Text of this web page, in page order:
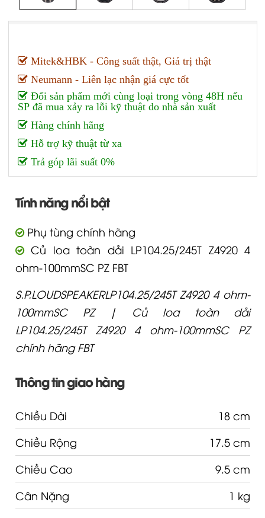
Mitek&HBK - Công suất thật, Giá trị thật
Neumann - Liên lạc nhận giá cực tốt
Đổi sản phẩm mới cùng loại trong vòng 48H nếu
SP đã mua xảy ra lỗi kỹ thuật do nhà sản xuất
Hàng chính hãng
Hỗ trợ kỹ thuật từ xa
Trả góp lãi suất 0%
Tính năng nổi bật
Phụ tùng chính hãng
Củ loa toàn dải LP104.25/245T Z4920 4
ohm-100mmSC PZ FBT
S.P.LOUDSPEAKERLP104.25/245T Z4920 4 ohm-
100mmSC PZ | Củ loa toàn dải
LP104.25/245T Z4920 4 ohm-100mmSC PZ
chính hãng FBT
Thông tin giao hàng
Chiều Dài
18 cm
Chiều Rộng
17.5 cm
Chiều Cao
9.5 cm
Cân Nặng
1 kg